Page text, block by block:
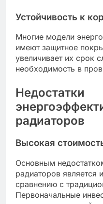
Устойчивость к
Многие модели
имеют защитное
увеличивает их срок
необходимость в
Недостатки
радиаторов
Высокая
Основным
радиаторов является
сравнению с
Первоначальные